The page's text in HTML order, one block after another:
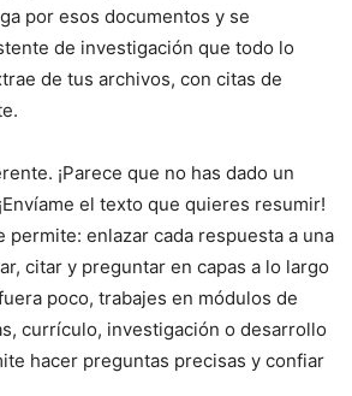
por esos documentos y se
de investigación que todo lo
de tus archivos, con citas de
¡Parece que no has dado un
el texto que quieres resumir!
permite: enlazar cada respuesta a una
citar y preguntar en capas a lo largo
poco, trabajes en módulos de
currículo, investigación o desarrollo
hacer preguntas precisas y confiar